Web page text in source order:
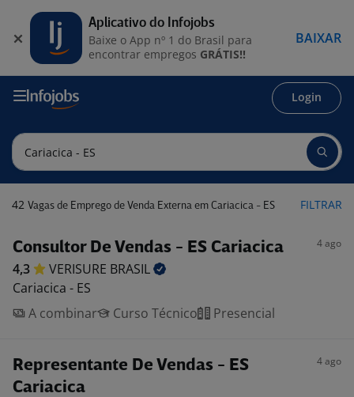
Login
42 Vagas de Emprego de Venda Externa em Cariacica - ES FILTRAR
Consultor De Vendas - ES Cariacica 4 ago
4,3 VERISURE BRASIL
Cariacica - ES
A combinar
Curso Técnico Presencial
Representante De Vendas - ES
Cariacica
4 ago
Aplicativo do Infojobs
Baixe o App nº 1 do Brasil para
encontrar empregos GRÁTIS!!
BAIXAR